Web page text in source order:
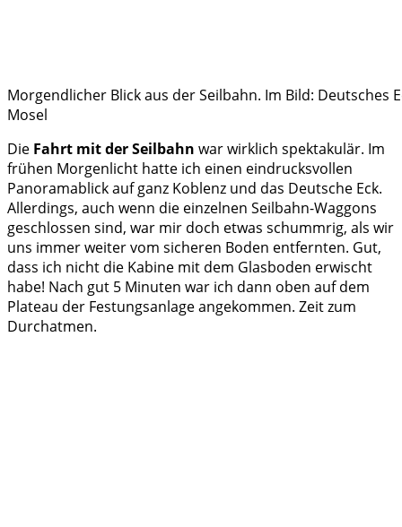
Morgendlicher Blick aus der Seilbahn. Im Bild: Deutsches
Mosel
Die Fahrt mit der Seilbahn war wirklich spektakulär. Im
frühen Morgenlicht hatte ich einen eindrucksvollen
Panoramablick auf ganz Koblenz und das Deutsche Eck.
Allerdings, auch wenn die einzelnen Seilbahn-Waggons
geschlossen sind, war mir doch etwas schummrig, als wir
uns immer weiter vom sicheren Boden entfernten. Gut,
dass ich nicht die Kabine mit dem Glasboden erwischt
habe! Nach gut 5 Minuten war ich dann oben auf dem
Plateau der Festungsanlage angekommen. Zeit zum
Durchatmen.